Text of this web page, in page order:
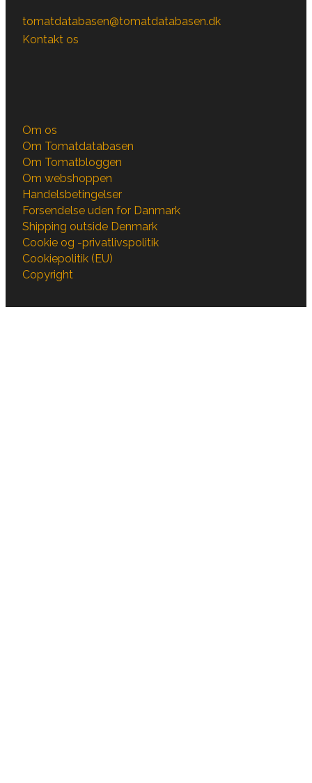
tomatdatabasen@tomatdatabasen.dk
Kontakt os
Om os
Om Tomatdatabasen
Om Tomatbloggen
Om webshoppen
Handelsbetingelser
Forsendelse uden for Danmark
Shipping outside Denmark
Cookie og -privatlivspolitik
Cookiepolitik (EU)
Copyright